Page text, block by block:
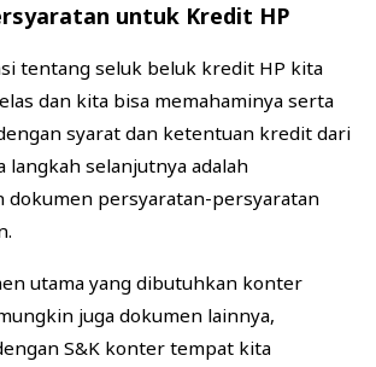
untuk Kredit HP
tentang seluk beluk kredit HP kita
dan kita bisa memahaminya serta
syarat dan ketentuan kredit dari
langkah selanjutnya adalah
dokumen persyaratan-persyaratan
utama yang dibutuhkan konter
juga dokumen lainnya,
S&K konter tempat kita